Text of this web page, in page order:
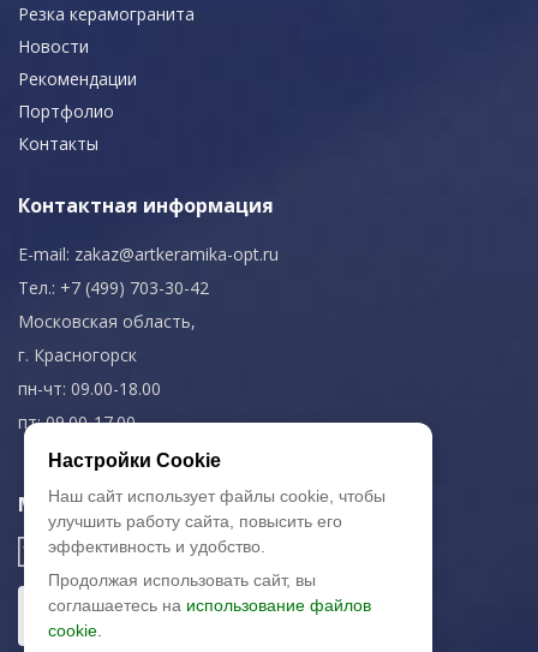
Резка керамогранита
Новости
Рекомендации
Портфолио
Контакты
Контактная информация
E-mail: zakaz@artkeramika-opt.ru
Тел.: +7 (499) 703-30-42
Московская область,
г. Красногорск
пн-чт: 09.00-18.00
пт: 09.00-17.00
Мы в соц. сетях
Настройки Cookie
Наш сайт использует файлы cookie, чтобы
улучшить работу сайта, повысить его
эффективность и удобство.
Продолжая использовать сайт, вы
соглашаетесь на использование файлов
cookie.